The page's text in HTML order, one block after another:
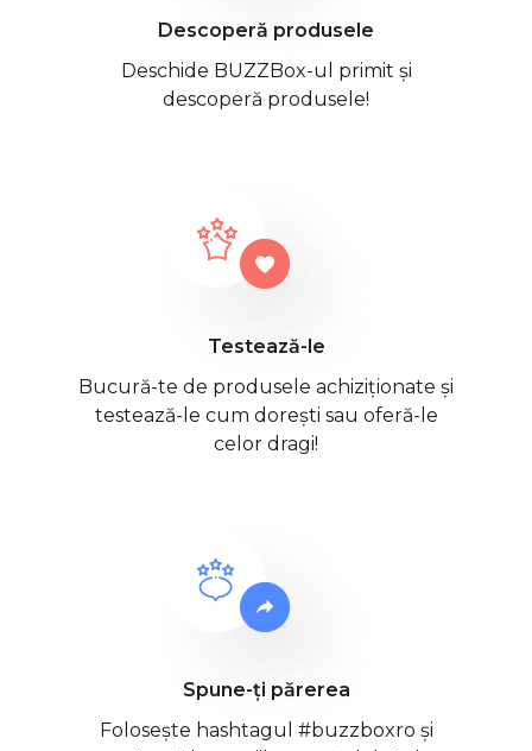
Descoperă produsele
Deschide BUZZBox-ul primit și
descoperă produsele!
Testează-le
Bucură-te de produsele achiziționate și
testează-le cum dorești sau oferă-le
celor dragi!
Spune-ți părerea
Folosește hashtagul #buzzboxro și